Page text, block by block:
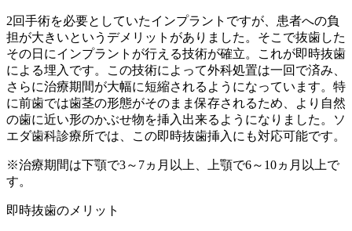
2回手術を必要としていたインプラントですが、患者への負
担が大きいというデメリットがありました。そこで抜歯した
その日にインプラントが行える技術が確立。これが即時抜歯
による埋入です。この技術によって外科処置は一回で済み、
さらに治療期間が大幅に短縮されるようになっています。特
に前歯では歯茎の形態がそのまま保存されるため、より自然
の歯に近い形のかぶせ物を挿入出来るようになりました。ソ
エダ歯科診療所では、この即時抜歯挿入にも対応可能です。
※治療期間は下顎で3～7ヵ月以上、上顎で6～10ヵ月以上で
す。
即時抜歯のメリット